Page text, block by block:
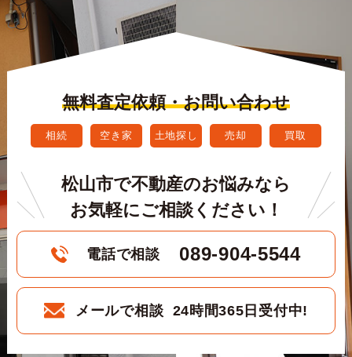
無料査定依頼・お問い合わせ
相続 空き家 土地探し 売却 買取
松山市で不動産のお悩みなら
お気軽にご相談ください！
電話で相談 089-904-5544
メールで相談 24時間365日受付中!